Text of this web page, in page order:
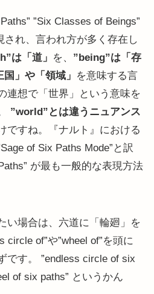
”Six Classes of Beings”
され、言われ方が多く存在し
は「道」 を、 ”being”は「存
」や「領域」 を意味する言
連想で「世界」という意味を
”world”とは違うニュアンス
ですね。『ナルト』における
of Six Paths Mode”と訳
が最も一般的な表現方法
い場合は、六道に「輪廻」を
circle of”や”wheel of”を頭に
です。 ”endless circle of six
of six paths” というかん